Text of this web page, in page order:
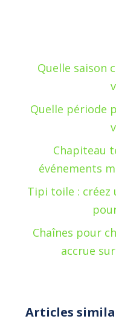
Quelle saison
Quelle période
Chapiteau
événements
Tipi toile : créez
Chaînes pour
accrue
Articles